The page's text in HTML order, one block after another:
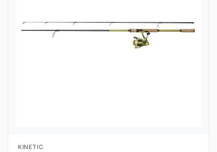
KINETIC